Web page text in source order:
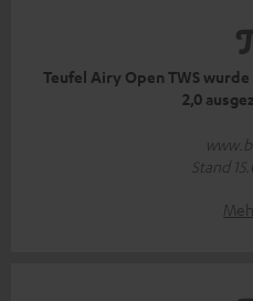
Teufel Airy Open TWS wurde
2,0
Stand